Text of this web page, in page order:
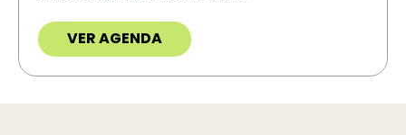
VER AGENDA